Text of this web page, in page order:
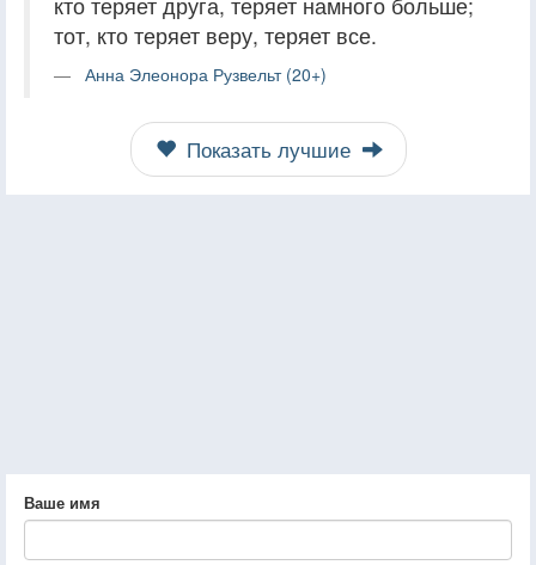
тот, кто теряет веру, теряет все.
Анна Элеонора Рузвельт (20+)
Показать лучшие
Ваше имя